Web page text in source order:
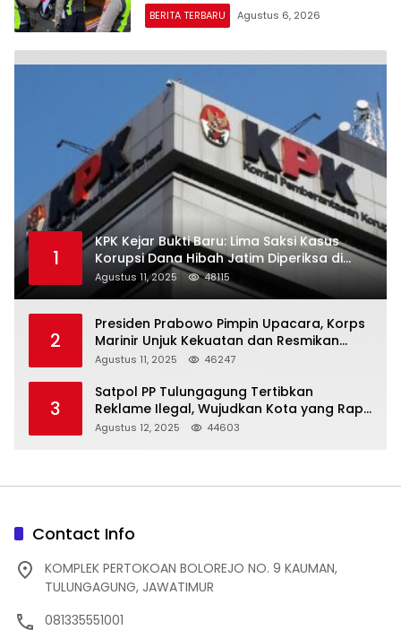
BERITA TERBARU Agustus 6, 2026
1
KPK Kejar Bukti Baru: Lima Saksi Kasus
Korupsi Dana Hibah Jatim Diperiksa di
Trenggalek
Agustus 11, 2025 48115
2
Presiden Prabowo Pimpin Upacara, Korps
Marinir Unjuk Kekuatan dan Resmikan
Struktur Baru
Agustus 11, 2025 46247
3
Satpol PP Tulungagung Tertibkan
Reklame Ilegal, Wujudkan Kota yang Rapi
dan Indah
Agustus 12, 2025 44603
Contact Info
KOMPLEK PERTOKOAN BOLOREJO NO. 9 KAUMAN,
TULUNGAGUNG, JAWATIMUR
081335551001